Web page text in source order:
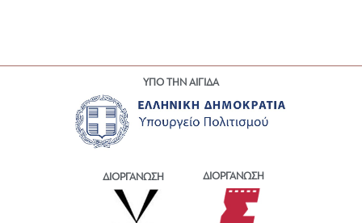
ΥΠΟ ΤΗΝ ΑΙΓΙΔΑ
ΔΙΟΡΓΑΝΩΣΗ ΔΙΟΡΓΑΝΩΣΗ